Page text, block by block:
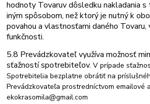
hodnoty Tovaruv dôsledku nakladanias
inýmspôsobom,nežktorýjenutnýk
povahou a vlastnosťami daného Tovaru,
funkčnosti.
5.8 Prevádzkovateľvyužívamožnosť
sťažnostíspotrebiteľov.Vprípade
Spotrebiteliabezplatneobrátiťna
Prevádzkovateľa prostredníctvom emailové
ekokrasomila@gmail.com